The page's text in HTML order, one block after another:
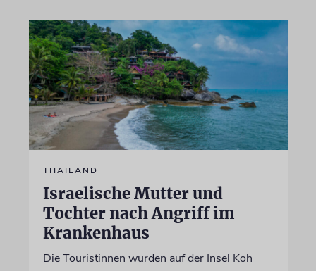
THAILAND
Israelische Mutter und
Tochter nach Angriff im
Krankenhaus
Die Touristinnen wurden auf der Insel Koh